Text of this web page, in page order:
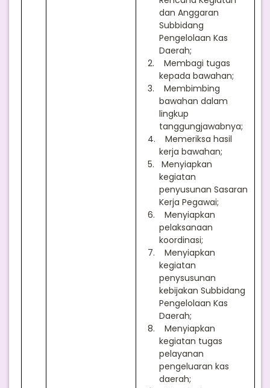
dan Anggaran
Subbidang
Pengelolaan Kas
Daerah;
2.
Membagi tugas
kepada bawahan;
3.
Membimbing
bawahan dalam
lingkup
tanggungjawabnya;
4.
Memeriksa hasil
kerja bawahan;
5.
Menyiapkan
kegiatan
penyusunan Sasaran
Kerja Pegawai;
6.
Menyiapkan
pelaksanaan
koordinasi;
7.
Menyiapkan
kegiatan
penysusunan
kebijakan Subbidang
Pengelolaan Kas
Daerah;
8.
Menyiapkan
kegiatan tugas
pelayanan
pengeluaran kas
daerah;